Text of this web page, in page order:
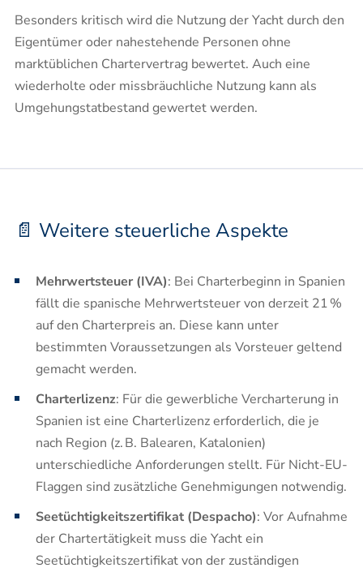
Besonders kritisch wird die Nutzung der Yacht durch den
Eigentümer oder nahestehende Personen ohne
marktüblichen Chartervertrag bewertet. Auch eine
wiederholte oder missbräuchliche Nutzung kann als
Umgehungstatbestand gewertet werden.
📄 Weitere steuerliche Aspekte
Mehrwertsteuer (IVA): Bei Charterbeginn in Spanien
fällt die spanische Mehrwertsteuer von derzeit 21 %
auf den Charterpreis an. Diese kann unter
bestimmten Voraussetzungen als Vorsteuer geltend
gemacht werden.
Charterlizenz: Für die gewerbliche Vercharterung in
Spanien ist eine Charterlizenz erforderlich, die je
nach Region (z. B. Balearen, Katalonien)
unterschiedliche Anforderungen stellt. Für Nicht-EU-
Flaggen sind zusätzliche Genehmigungen notwendig.
Seetüchtigkeitszertifikat (Despacho): Vor Aufnahme
der Chartertätigkeit muss die Yacht ein
Seetüchtigkeitszertifikat von der zuständigen